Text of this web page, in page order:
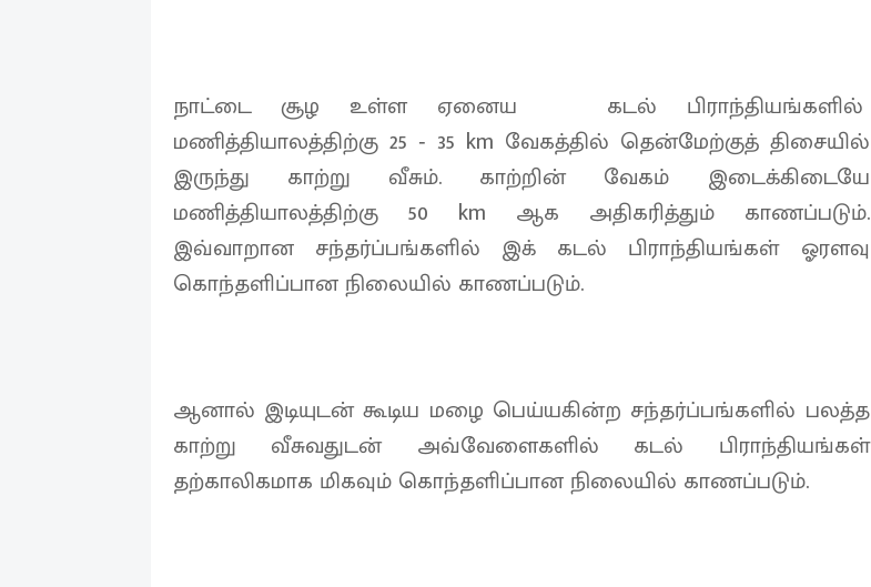
நாட்டை சூழ உள்ள ஏனைய கடல் பிராந்தியங்களில்
மணித்தியாலத்திற்கு 25 ‐ 35 km வேகத்தில் தென்மேற்குத் திசையில்
இருந்து காற்று வீசும். காற்றின் வேகம் இடைக்கிடையே
மணித்தியாலத்திற்கு 50 km ஆக அதிகரித்தும் காணப்படும்.
இவ்வாறான சந்தர்ப்பங்களில் இக் கடல் பிராந்தியங்கள் ஓரளவு
கொந்தளிப்பான நிலையில் காணப்படும்.
ஆனால் இடியுடன் கூடிய மழை பெய்யகின்ற சந்தர்ப்பங்களில் பலத்த
காற்று வீசுவதுடன் அவ்வேளைகளில் கடல் பிராந்தியங்கள்
தற்காலிகமாக மிகவும் கொந்தளிப்பான நிலையில் காணப்படும்.